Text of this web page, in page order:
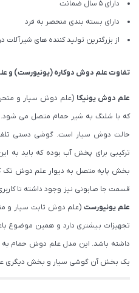
دارای 5 سال ضمانت
دارای بسته بندی منحصر به فرد
از بزرگترین تولید کننده های شیرآلات
تفاوتعلم دوش دوکاره (یونیورست) و
علم دوش یونیکا (علم دوش سیار و
که با شلنگ به شیر حمام متصل می
حالت دوش سیار است. گوشی دستی
ترکیبی برای پخش آب بوده که باید به
بخش پایه متصل به دیوار علم دوش تک
قسمت جا صابونی نیز وجود داشته تا
علم یونیورست(علم دوش ثابت سیار و
تجهیزات بیشتری دارد و همین موضوع
داشته باشد. این مدل علم دوش حمام
یک بخش آن گوشی سیار و بخش دیگری